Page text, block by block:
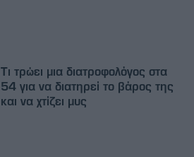
Τι τρώει μια διατροφολόγος στα
54 για να διατηρεί το βάρος της
και να χτίζει μυς